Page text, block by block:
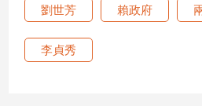
運
動
寵
劉世芳 賴政府
李貞秀